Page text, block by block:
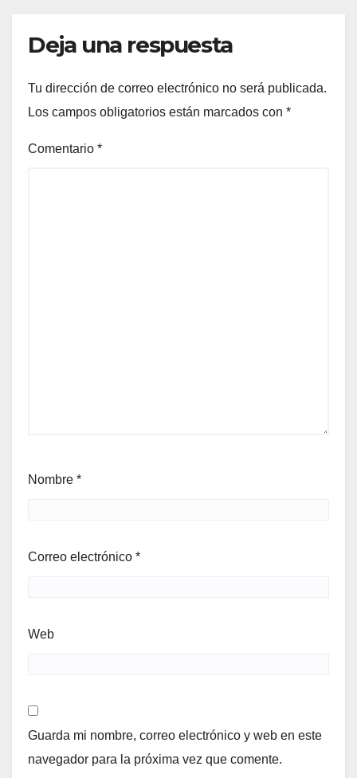
Deja una respuesta
Tu dirección de correo electrónico no será publicada.
Los campos obligatorios están marcados con *
Comentario *
Nombre *
Correo electrónico *
Web
Guarda mi nombre, correo electrónico y web en este
navegador para la próxima vez que comente.